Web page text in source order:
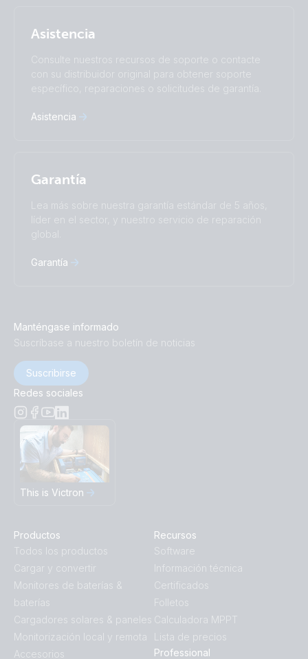
Türkçe
中國人
Asistencia
Consulte nuestros recursos de soporte o contacte
con su distribuidor original para obtener soporte
específico, reparaciones o solicitudes de garantía.
Asistencia
Garantía
Lea más sobre nuestra garantía estándar de 5 años,
líder en el sector, y nuestro servicio de reparación
global.
Garantía
Manténgase informado
Suscríbase a nuestro boletín de noticias
Suscribirse
Redes sociales
This is Victron
Productos
Todos los productos
Cargar y convertir
Monitores de baterías &
baterías
Cargadores solares & paneles
Monitorización local y remota
Accesorios
Recursos
Software
Información técnica
Certificados
Folletos
Calculadora MPPT
Lista de precios
Professional